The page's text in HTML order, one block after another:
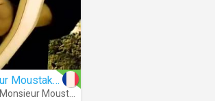
Lettre À Monsieur Moustaki (Live)
Monsieur Moustaki